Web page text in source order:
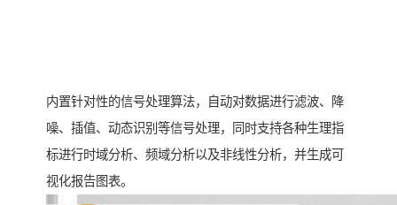
内置针对性的信号处理算法，自动对数据进行滤波、降
噪、插值、动态识别等信号处理，同时支持各种生理指
标进行时域分析、频域分析以及非线性分析，并生成可
视化报告图表。